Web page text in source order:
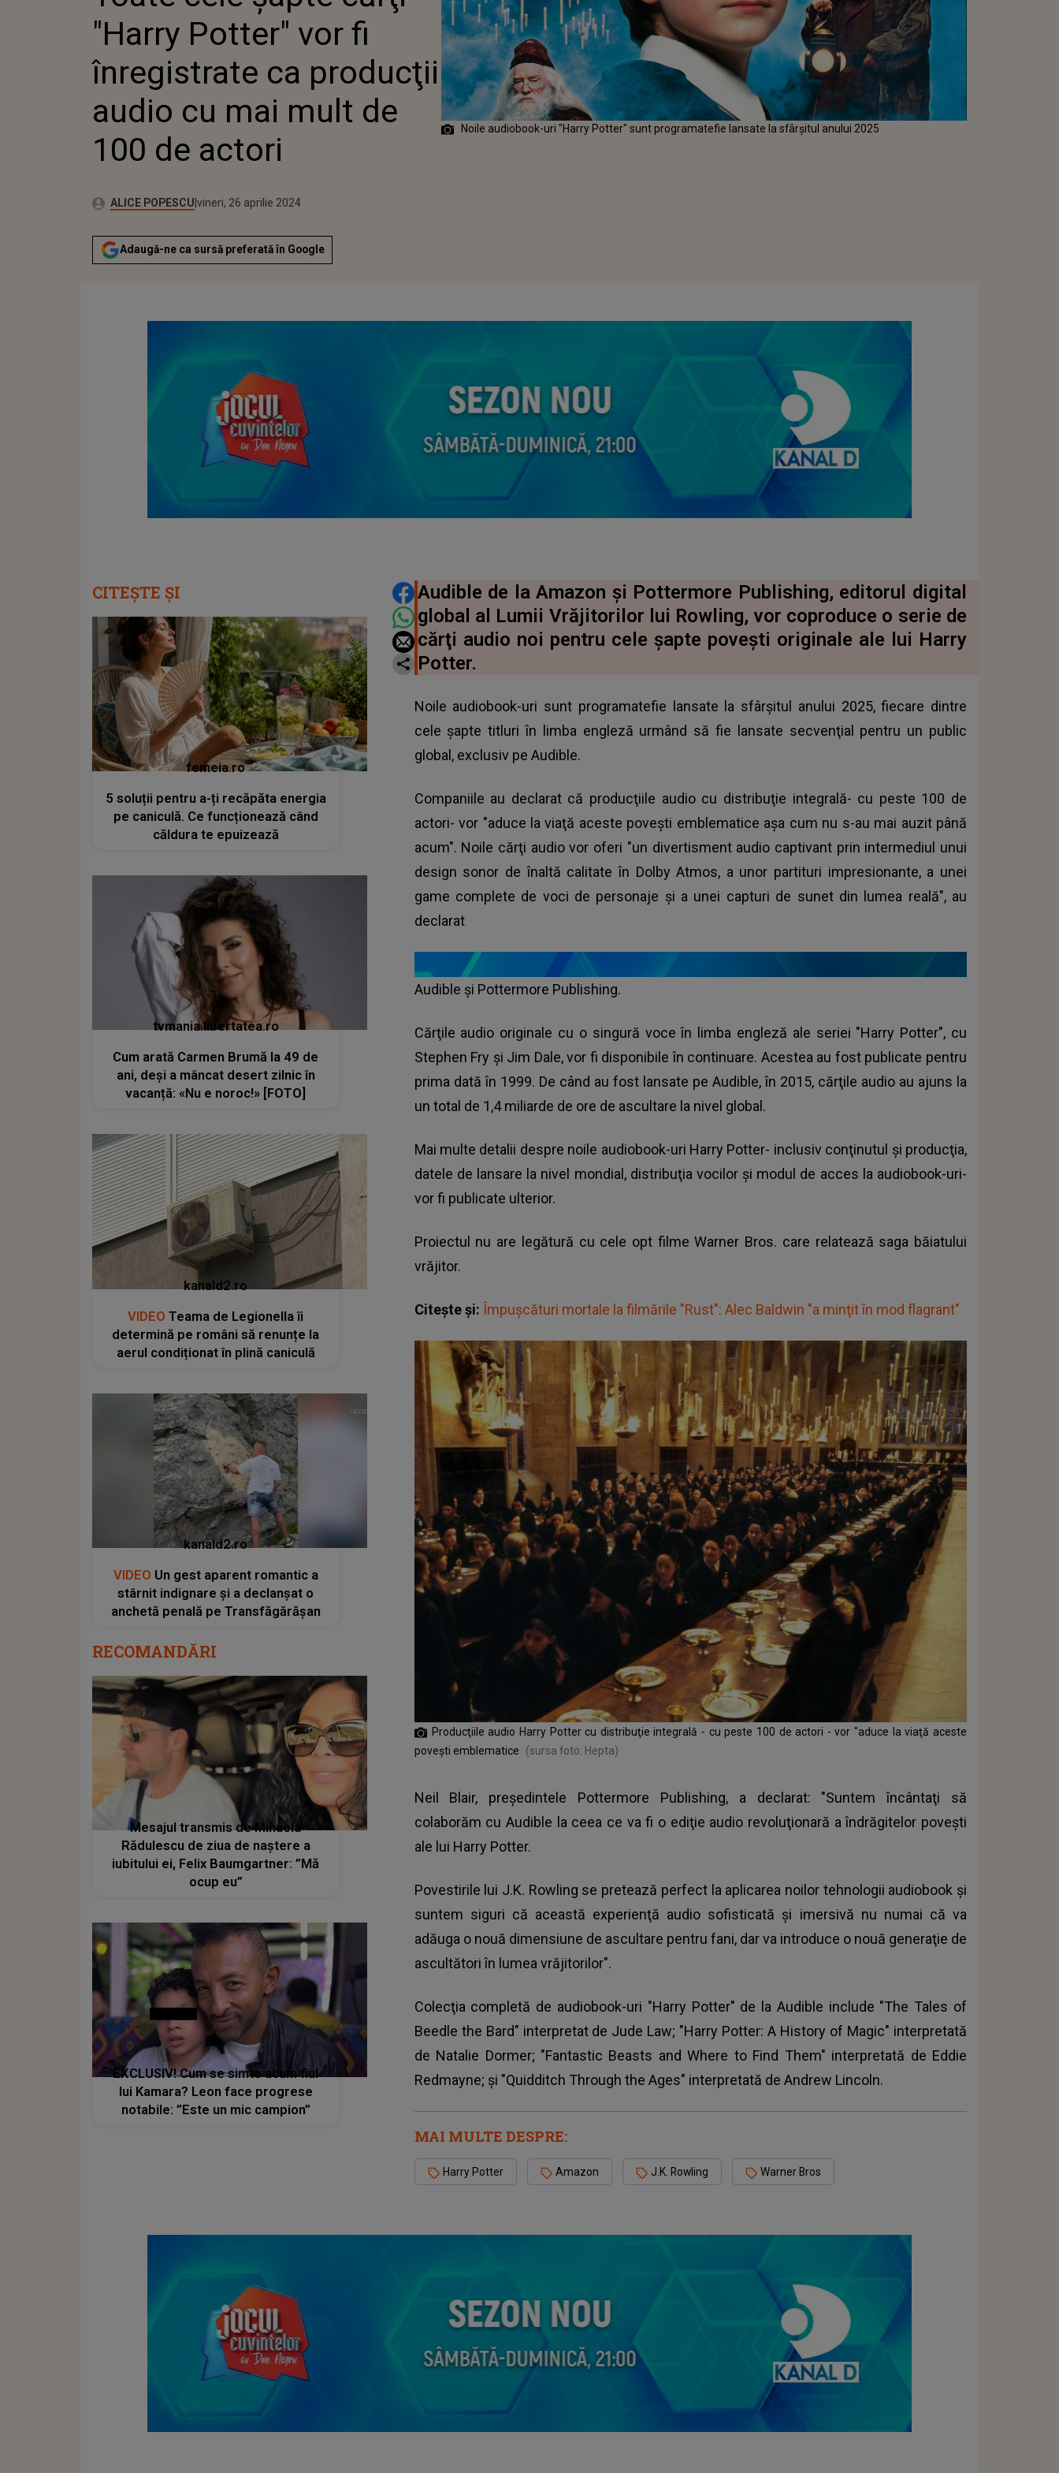
CA PRODUCŢII AUDIO
CU MAI MULT DE 100 DE
ACTORI
"Harry Potter" vor fi
înregistrate ca producţii
audio cu mai mult de
100 de actori
Autor:ALICE POPESCU Publicat:
vineri, 26 aprilie 2024
Adaugă-ne ca sursă preferată în Google
Noile audiobook-uri "Harry Potter" sunt programatefie lansate la sfârşitul anului 2025
DISTRIBUIE ARTICOLUL
Audible de la Amazon şi Pottermore Publishing, editorul digital
global al Lumii Vrăjitorilor lui Rowling, vor coproduce o serie de
cărţi audio noi pentru cele şapte poveşti originale ale lui Harry
Potter.
Noile audiobook-uri sunt programatefie lansate la sfârşitul anului 2025, fiecare dintre
cele şapte titluri în limba engleză urmând să fie lansate secvenţial pentru un public
global, exclusiv pe Audible.
Companiile au declarat că producţiile audio cu distribuţie integrală- cu peste 100 de
actori- vor "aduce la viaţă aceste poveşti emblematice aşa cum nu s-au mai auzit până
acum". Noile cărţi audio vor oferi "un divertisment audio captivant prin intermediul unui
design sonor de înaltă calitate în Dolby Atmos, a unor partituri impresionante, a unei
game complete de voci de personaje şi a unei capturi de sunet din lumea reală", au
declarat
Audible şi Pottermore Publishing.
Cărţile audio originale cu o singură voce în limba engleză ale seriei "Harry Potter", cu
Stephen Fry şi Jim Dale, vor fi disponibile în continuare. Acestea au fost publicate pentru
prima dată în 1999. De când au fost lansate pe Audible, în 2015, cărţile audio au ajuns la
un total de 1,4 miliarde de ore de ascultare la nivel global.
Mai multe detalii despre noile audiobook-uri Harry Potter- inclusiv conţinutul şi producţia,
datele de lansare la nivel mondial, distribuţia vocilor şi modul de acces la audiobook-uri-
vor fi publicate ulterior.
Proiectul nu are legătură cu cele opt filme Warner Bros. care relatează saga băiatului
vrăjitor.
Citește și: Împuşcături mortale la filmările "Rust": Alec Baldwin "a minţit în mod flagrant"
Producţiile audio Harry Potter cu distribuţie integrală - cu peste 100 de actori - vor "aduce la viaţă aceste
poveşti emblematice
(sursa foto: Hepta)
Neil Blair, preşedintele Pottermore Publishing, a declarat: "Suntem încântaţi să
colaborăm cu Audible la ceea ce va fi o ediţie audio revoluţionară a îndrăgitelor poveşti
ale lui Harry Potter.
Povestirile lui J.K. Rowling se pretează perfect la aplicarea noilor tehnologii audiobook şi
suntem siguri că această experienţă audio sofisticată şi imersivă nu numai că va
adăuga o nouă dimensiune de ascultare pentru fani, dar va introduce o nouă generaţie de
ascultători în lumea vrăjitorilor".
Colecţia completă de audiobook-uri "Harry Potter" de la Audible include "The Tales of
Beedle the Bard" interpretat de Jude Law; "Harry Potter: A History of Magic" interpretată
de Natalie Dormer; "Fantastic Beasts and Where to Find Them" interpretată de Eddie
Redmayne; şi "Quidditch Through the Ages" interpretată de Andrew Lincoln.
MAI MULTE DESPRE:
Harry Potter Amazon J.K. Rowling Warner Bros
CITEȘTE ȘI
femeia.ro
5 soluții pentru a-ți recăpăta energia
pe caniculă. Ce funcționează când
căldura te epuizează
tvmania.libertatea.ro
Cum arată Carmen Brumă la 49 de
ani, deși a mâncat desert zilnic în
vacanță: «Nu e noroc!» [FOTO]
kanald2.ro
VIDEO Teama de Legionella îi
determină pe români să renunțe la
aerul condiționat în plină caniculă
kanald2.ro
VIDEO Un gest aparent romantic a
stârnit indignare și a declanșat o
anchetă penală pe Transfăgărășan
RECOMANDĂRI
Mesajul transmis de Mihaela
Rădulescu de ziua de naștere a
iubitului ei, Felix Baumgartner: ”Mă
ocup eu”
EXCLUSIV! Cum se simte acum fiul
lui Kamara? Leon face progrese
notabile: ”Este un mic campion”